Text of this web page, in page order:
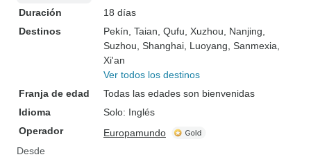
Duración
18 días
Destinos
Pekín , Taian , Qufu , Xuzhou , Nanjing
Suzhou , Shanghai , Luoyang , Sanmexia
Xi'an
Ver todos los destinos
Franja de edad
Todas las edades son bienvenidas
Idioma
Solo: Inglés
Operador
Europamundo
Desde